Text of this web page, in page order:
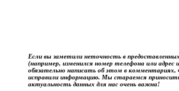
Если вы заметили неточность в
(например, изменился номер телефона или адрес
обязательно написать об этом в
исправили информацию. Мы стараемся
актуальность данных для нас очень важна!